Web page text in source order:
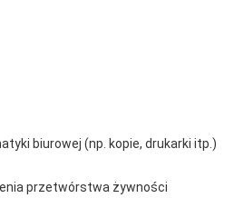
biurowej (np. kopie, drukarki itp.)
przetwórstwa żywności